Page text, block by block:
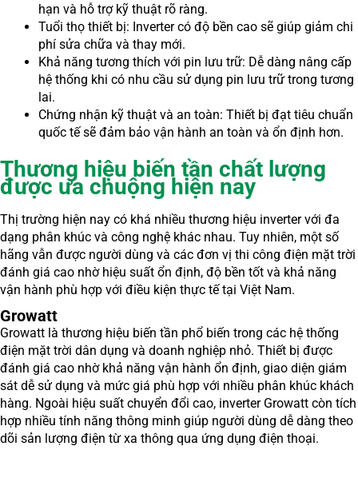
hạn và hỗ trợ kỹ thuật rõ ràng.
Tuổi thọ thiết bị: Inverter có độ bền cao sẽ giúp giảm chi
phí sửa chữa và thay mới.
Khả năng tương thích với pin lưu trữ: Dễ dàng nâng cấp
hệ thống khi có nhu cầu sử dụng pin lưu trữ trong tương
lai.
Chứng nhận kỹ thuật và an toàn: Thiết bị đạt tiêu chuẩn
quốc tế sẽ đảm bảo vận hành an toàn và ổn định hơn.
Thương hiệu biến tần chất lượng
được ưa chuộng hiện nay
Thị trường hiện nay có khá nhiều thương hiệu inverter với đa
dạng phân khúc và công nghệ khác nhau. Tuy nhiên, một số
hãng vẫn được người dùng và các đơn vị thi công điện mặt trời
đánh giá cao nhờ hiệu suất ổn định, độ bền tốt và khả năng
vận hành phù hợp với điều kiện thực tế tại Việt Nam.
Growatt
Growatt là thương hiệu biến tần phổ biến trong các hệ thống
điện mặt trời dân dụng và doanh nghiệp nhỏ. Thiết bị được
đánh giá cao nhờ khả năng vận hành ổn định, giao diện giám
sát dễ sử dụng và mức giá phù hợp với nhiều phân khúc khách
hàng. Ngoài hiệu suất chuyển đổi cao, inverter Growatt còn tích
hợp nhiều tính năng thông minh giúp người dùng dễ dàng theo
dõi sản lượng điện từ xa thông qua ứng dụng điện thoại.